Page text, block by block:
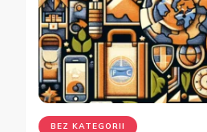
BEZ KATEGORII